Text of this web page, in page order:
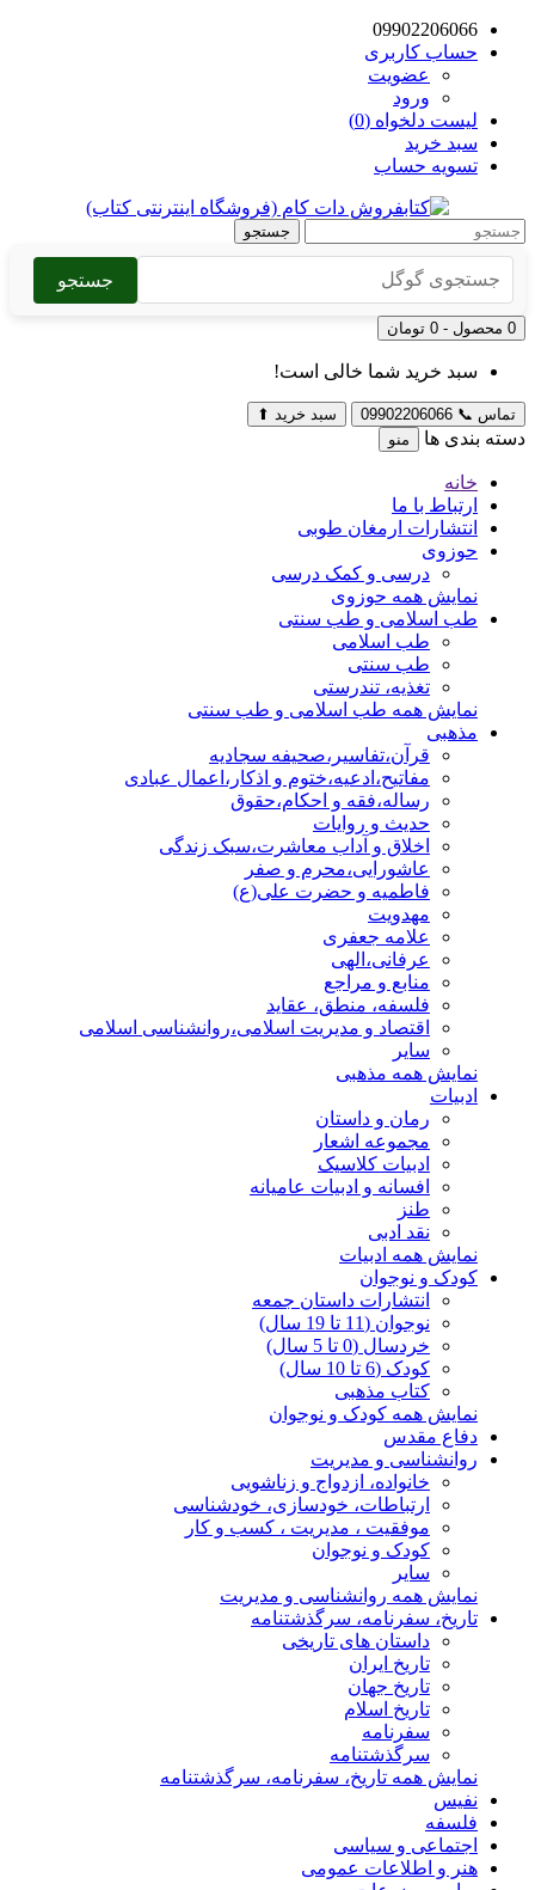
09902206066
حساب کاربری
عضویت
ورود
لیست دلخواه (0)
سبد خرید
تسویه حساب
جستجو
جستجو
0 محصول - 0 تومان
سبد خرید شما خالی است!
تماس 📞
09902206066 سبد خرید ⬆
دسته بندی ها منو
خانه
ارتباط با ما
انتشارات ارمغان طوبی
حوزوی
درسی و کمک درسی
نمایش همه حوزوی
طب اسلامی و طب سنتی
طب اسلامی
طب سنتی
تغذیه، تندرستی
نمایش همه طب اسلامی و طب سنتی
مذهبی
قرآن،تفاسیر،صحیفه سجادیه
مفاتیح،ادعیه،ختوم و اذکار،اعمال عبادی
رساله،فقه و احکام،حقوق
حدیث و روایات
اخلاق و آداب معاشرت،سبک زندگی
عاشورایی،محرم و صفر
فاطمیه و حضرت علی(ع)
مهدویت
علامه جعفری
عرفانی،الهی
منابع و مراجع
فلسفه، منطق، عقاید
اقتصاد و مدیریت اسلامی،روانشناسی اسلامی
سایر
نمایش همه مذهبی
ادبیات
رمان و داستان
مجموعه اشعار
ادبیات کلاسیک
افسانه و ادبیات عامیانه
طنز
نقد ادبی
نمایش همه ادبیات
کودک و نوجوان
انتشارات داستان جمعه
نوجوان (11 تا 19 سال)
خردسال (0 تا 5 سال)
کودک (6 تا 10 سال)
کتاب مذهبی
نمایش همه کودک و نوجوان
دفاع مقدس
روانشناسی و مدیریت
خانواده، ازدواج و زناشویی
ارتباطات، خودسازی، خودشناسی
موفقیت ، مدیریت ، کسب و کار
کودک و نوجوان
سایر
نمایش همه روانشناسی و مدیریت
تاریخ، سفرنامه، سرگذشتنامه
داستان های تاریخی
تاریخ ایران
تاریخ جهان
تاریخ اسلام
سفرنامه
سرگذشتنامه
نمایش همه تاریخ، سفرنامه، سرگذشتنامه
نفیس
فلسفه
اجتماعی و سیاسی
هنر و اطلاعات عمومی